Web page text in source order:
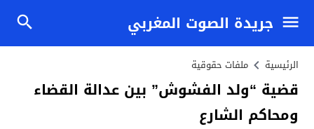
جريدة الصوت المغربي
الرئيسية ملفات حقوقية
قضية “ولد الفشوش” بين عدالة القضاء
ومحاكم الشارع